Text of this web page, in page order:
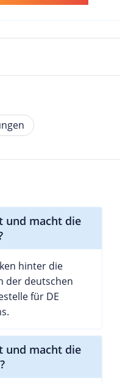
und macht die
hinter die
der deutschen
für DE
und macht die